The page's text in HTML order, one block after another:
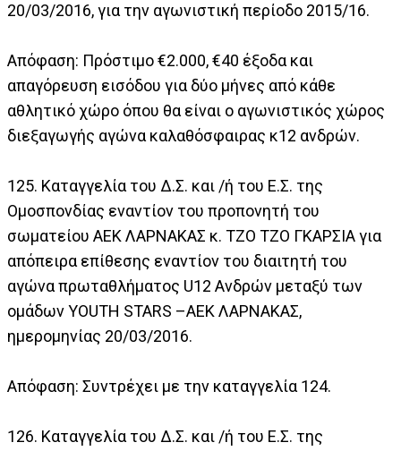
20/03/2016, για την αγωνιστική περίοδο 2015/16.
Απόφαση: Πρόστιμο €2.000, €40 έξοδα και
απαγόρευση εισόδου για δύο μήνες από κάθε
αθλητικό χώρο όπου θα είναι ο αγωνιστικός χώρος
διεξαγωγής αγώνα καλαθόσφαιρας κ12 ανδρών.
125. Καταγγελία του Δ.Σ. και /ή του Ε.Σ. της
Ομοσπονδίας εναντίον του προπονητή του
σωματείου ΑΕΚ ΛΑΡΝΑΚΑΣ κ. ΤΖΟ ΤΖΟ ΓΚΑΡΣΙΑ για
απόπειρα επίθεσης εναντίον του διαιτητή του
αγώνα πρωταθλήματος U12 Ανδρών μεταξύ των
ομάδων YOUTH STARS –ΑΕΚ ΛΑΡΝΑΚΑΣ,
ημερομηνίας 20/03/2016.
Απόφαση: Συντρέχει με την καταγγελία 124.
126. Καταγγελία του Δ.Σ. και /ή του Ε.Σ. της